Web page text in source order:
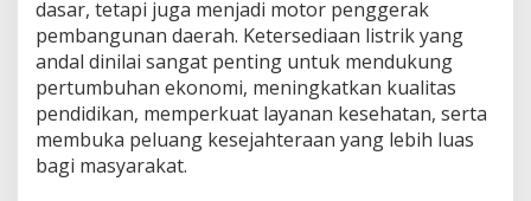
t
a
r
a
dasar, tetapi juga menjadi motor penggerak
pembangunan daerah. Ketersediaan listrik yang
andal dinilai sangat penting untuk mendukung
pertumbuhan ekonomi, meningkatkan kualitas
pendidikan, memperkuat layanan kesehatan, serta
membuka peluang kesejahteraan yang lebih luas
bagi masyarakat.